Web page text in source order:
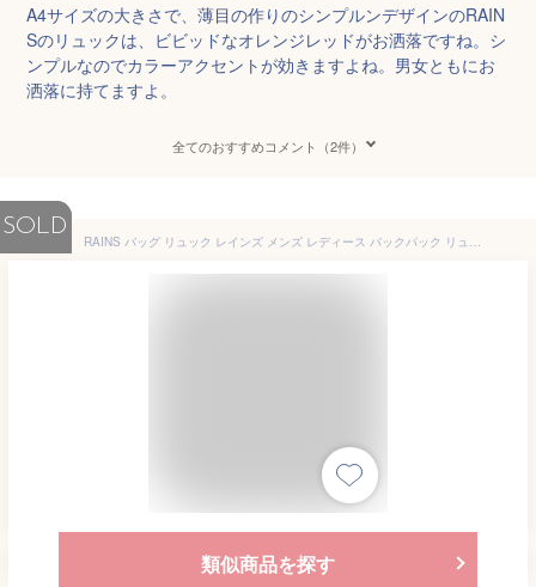
A4サイズの大きさで、薄目の作りのシンプルンデザインのRAIN
Sのリュックは、ビビッドなオレンジレッドがお洒落ですね。シ
ンプルなのでカラーアクセントが効きますよね。男女ともにお
洒落に持てますよ。
全てのおすすめコメント（2件）
SOLD
RAINS バッグ リュック レインズ メンズ レディース バックパック リュックサック スクエア おしゃれ 防水 撥水 ブランド BACKPACK 通勤 通学 ビジネス カジュアル ブラック 黒 ブルー 青 グレー カーキ 緑 ネイビー レッド 赤 イエロー 黄 カラフル ギフト 2020 秋 冬 秋冬
類似商品を探す